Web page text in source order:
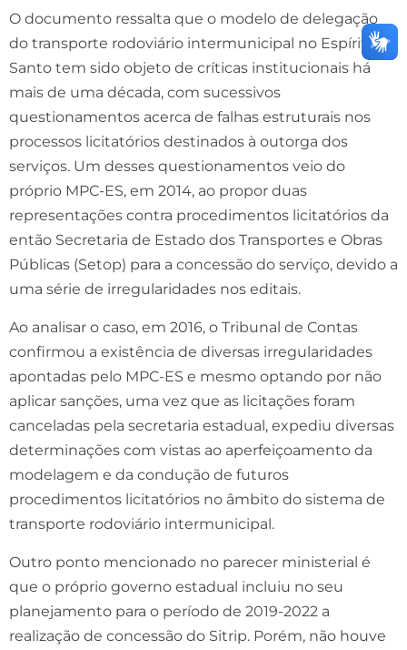
O documento ressalta que o modelo de delegação
do transporte rodoviário intermunicipal no Espírito
Santo tem sido objeto de críticas institucionais há
mais de uma década, com sucessivos
questionamentos acerca de falhas estruturais nos
processos licitatórios destinados à outorga dos
serviços. Um desses questionamentos veio do
próprio MPC-ES, em 2014, ao propor duas
representações contra procedimentos licitatórios da
então Secretaria de Estado dos Transportes e Obras
Públicas (Setop) para a concessão do serviço, devido a
uma série de irregularidades nos editais.
Ao analisar o caso, em 2016, o Tribunal de Contas
confirmou a existência de diversas irregularidades
apontadas pelo MPC-ES e mesmo optando por não
aplicar sanções, uma vez que as licitações foram
canceladas pela secretaria estadual, expediu diversas
determinações com vistas ao aperfeiçoamento da
modelagem e da condução de futuros
procedimentos licitatórios no âmbito do sistema de
transporte rodoviário intermunicipal.
Outro ponto mencionado no parecer ministerial é
que o próprio governo estadual incluiu no seu
planejamento para o período de 2019-2022 a
realização de concessão do Sitrip. Porém, não houve